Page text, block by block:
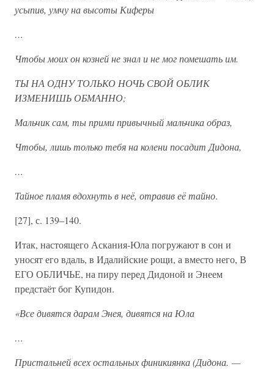
усыпив, умчу на высоты Киферы
…
Чтобы моих он козней не знал и не мог помешать им.
ТЫ НА ОДНУ ТОЛЬКО НОЧЬ СВОЙ ОБЛИК
ИЗМЕНИШЬ ОБМАННО;
Мальчик сам, ты прими привычный мальчика образ,
Чтобы, лишь только тебя на колени посадит Дидона,
…
Тайное пламя вдохнуть в неё, отравив её тайно.
[27], с. 139–140.
Итак, настоящего Аскания-Юла погружают в сон и
уносят его вдаль, в Идалийские рощи, а вместо него, В
ЕГО ОБЛИЧЬЕ, на пиру перед Дидоной и Энеем
предстаёт бог Купидон.
«Все дивятся дарам Энея, дивятся на Юла
…
Пристальней всех остальных финикиянка (Дидона. —